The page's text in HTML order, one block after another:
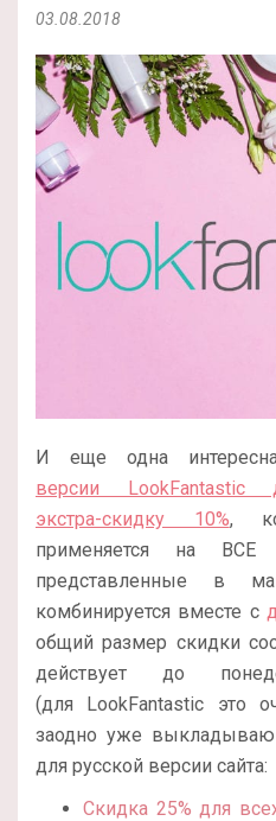
03.08.2018
И еще одна
версии LookFantastic
экстра-скидку 10%,
применяется на ВСЕ
представленные в
комбинируется вместе с
общий размер скидки
действует до
(для LookFantastic это
заодно уже
для русской версии сайта:
Скидка 25% для